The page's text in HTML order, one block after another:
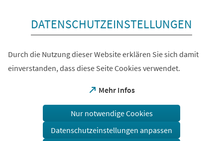
DATENSCHUTZEINSTELLUNGEN
Durch die Nutzung dieser Website erklären Sie sich damit
einverstanden, dass diese Seite Cookies verwendet.
Mehr Infos
(Öffnet
einem
Tab)
Nur notwendige Cookies
Datenschutzeinstellungen anpassen